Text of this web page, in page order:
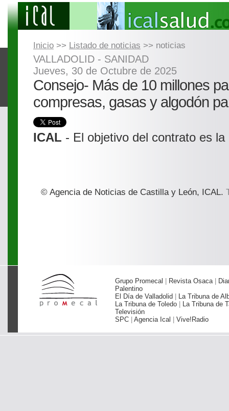
Inicio >> Listado de noticias >> noticias
VALLADOLID - SANIDAD
Jueves, 30 de Octubre de 2025
Consejo- Más de 10 millones
compresas, gasas y algodón
ICAL - El objetivo del contrato es
© Agencia de Noticias de Castilla y León, ICAL.
Grupo Promecal | Revista Osaca |
Palentino
El Día de Valladolid | La Tribuna de
La Tribuna de Toledo | La Tribuna de
Televisión
SPC | Agencia Ical | Vive!Radio